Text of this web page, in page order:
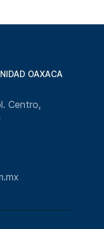
OAXACA
Centro,